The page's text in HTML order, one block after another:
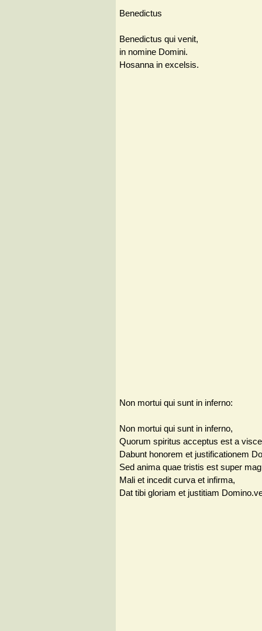
Benedictus
Benedictus qui venit,
in nomine Domini.
Hosanna in excelsis.
Non mortui qui sunt in inferno:
Non mortui qui sunt in inferno,
Quorum spiritus acceptus est a
Dabunt honorem et justificationem
Sed anima quae tristis est super
Mali et incedit curva et infirma,
Dat tibi gloriam et justitiam